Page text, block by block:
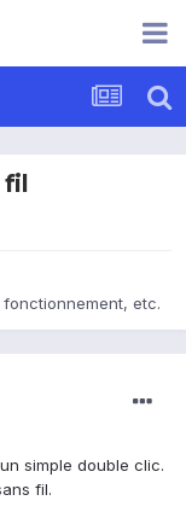
fil
etc.
simple double clic.
fil.